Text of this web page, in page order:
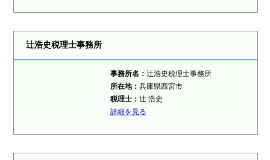
辻浩史税理士事務所
事務所名： 辻浩史税理士事務所
所在地： 兵庫県西宮市
税理士： 辻 浩史
詳細を見る